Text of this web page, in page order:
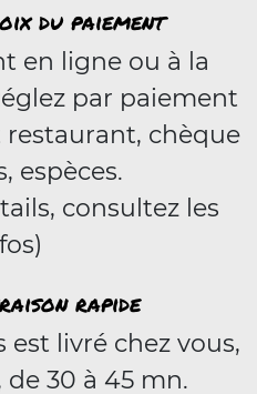
du paiement
en ligne ou à la
par paiement
restaurant, chèque
espèces.
consultez les
rapide
est livré chez vous,
de 30 à 45 mn.